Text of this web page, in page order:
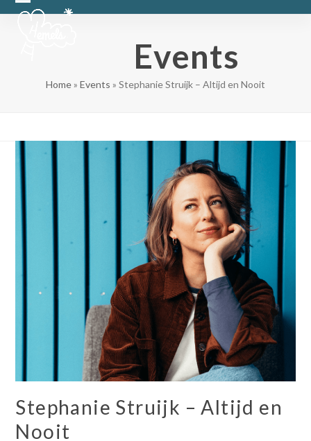
Skip
Open
Close
Events
Home» Events » Stephanie Struijk – Altijd en Nooit
Stephanie Struijk – Altijd en
Nooit